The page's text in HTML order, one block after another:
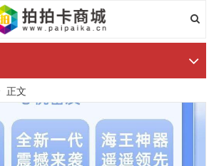
正文